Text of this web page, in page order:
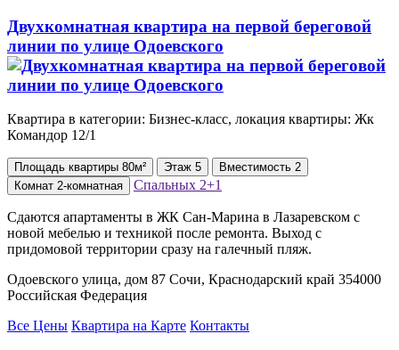
Двухкомнатная квартира на первой береговой
линии по улице Одоевского
Квартира в категории: Бизнес-класс, локация квартиры: Жк
Командор 12/1
Площадь квартиры 80м² Этаж 5 Вместимость 2
Комнат 2-комнатная Спальных 2+1
Сдаются апартаменты в ЖК Сан-Марина в Лазаревском с
новой мебелью и техникой после ремонта. Выход с
придомовой территории сразу на галечный пляж.
Одоевского улица, дом 87 Сочи, Краснодарский край 354000
Российская Федерация
Все Цены Квартира на Карте Контакты